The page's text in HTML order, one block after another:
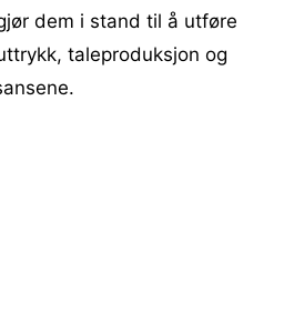
dem i stand til å utføre
taleproduksjon og